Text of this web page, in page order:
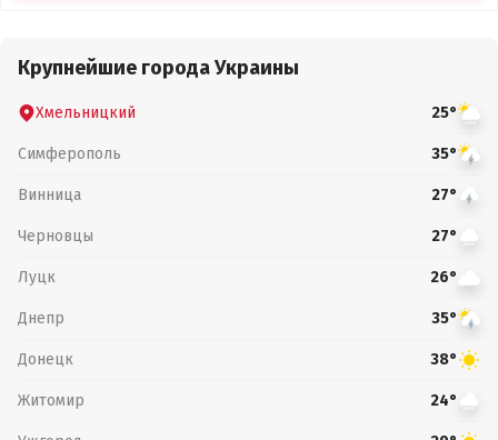
Крупнейшие города Украины
Хмельницкий 25°
Симферополь 35°
Винница 27°
Черновцы 27°
Луцк 26°
Днепр 35°
Донецк 38°
Житомир 24°